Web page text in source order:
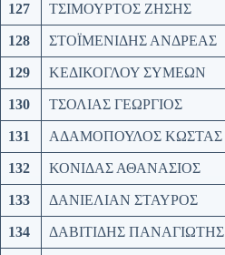
127 ΤΣΙΜΟΥΡΤΟΣ ΖΗΣΗΣ
128 ΣΤΟΪΜΕΝΙΔΗΣ ΑΝΔΡΕΑΣ
129 ΚΕΔΙΚΟΓΛΟΥ ΣΥΜΕΩΝ
130 ΤΣΟΛΙΑΣ ΓΕΩΡΓΙΟΣ
131 ΑΔΑΜΟΠΟΥΛΟΣ ΚΩΣΤΑΣ
132 ΚΟΝΙΔΑΣ ΑΘΑΝΑΣΙΟΣ
133 ΔΑΝΙΕΛΙΑΝ ΣΤΑΥΡΟΣ
134 ΔΑΒΙΤΙΔΗΣ ΠΑΝΑΓΙΩΤΗΣ